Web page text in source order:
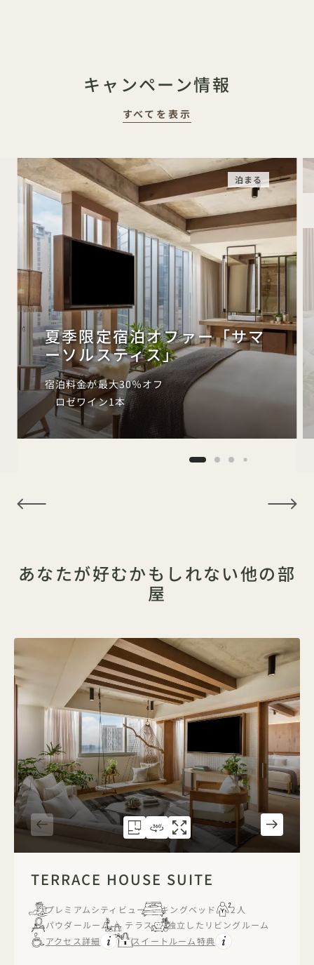
キャンペーン情報
すべてを表示
泊まる
夏季限定宿泊オファー「サマ
ーソルスティス」
宿泊料金が最大30％オフ
ロゼワイン1本
あなたが好むかもしれない他の部
屋
間取り図 313TERRACE HOUSE
360度ツアー 313 TERRACE
ギャラリー313TERRACE
TERRACE HOUSE SUITE
プレミアムシティビュー キングベッド
2人
パウダールーム
テラス
独立したリビングルーム
アクセス詳細
スイートルーム特典